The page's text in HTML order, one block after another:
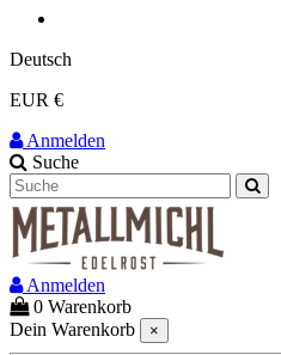
Deutsch
EUR €
Anmelden
Suche
Anmelden
0 Warenkorb
Dein Warenkorb
×